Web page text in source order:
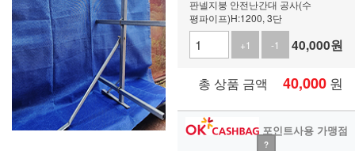
판넬지붕 안전난간대 공사(수
평파이프)H:1200, 3단
+1
-1 40,000원
총 상품 금액 40,000 원
포인트사용 가맹점
?